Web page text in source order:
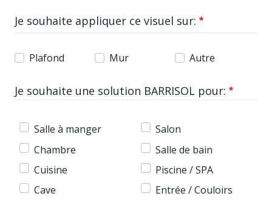
Je souhaite appliquer ce visuel sur:
Plafond Mur Autre
Je souhaite une solution BARRISOL pour:
Salle à manger
Salon
Chambre
Salle de bain
Cuisine
Piscine / SPA
Cave
Entrée / Couloirs